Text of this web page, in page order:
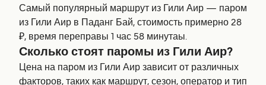
Самый популярный маршрут из Гили Аир — паром
из Гили Аир в Паданг Бай, стоимость примерно 28
₽, время переправы 1 час 58 минутаы.
Сколько стоят паромы из Гили Аир?
Цена на паром из Гили Аир зависит от различных
факторов, таких как маршрут, сезон, оператор и тип